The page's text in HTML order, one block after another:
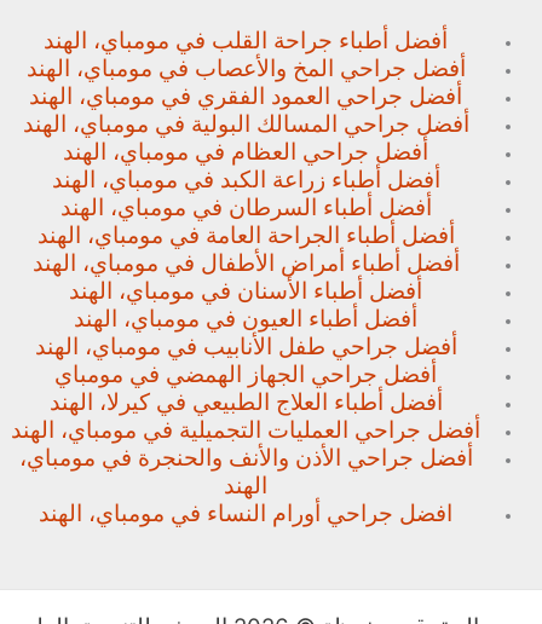
أفضل أطباء جراحة القلب في مومباي، الهند
أفضل جراحي المخ والأعصاب في مومباي، الهند
أفضل جراحي العمود الفقري في مومباي، الهند
أفضل جراحي المسالك البولية في مومباي، الهند
أفضل جراحي العظام في مومباي، الهند
أفضل أطباء زراعة الكبد في مومباي، الهند
أفضل أطباء السرطان في مومباي، الهند
أفضل أطباء الجراحة العامة في مومباي، الهند
أفضل أطباء أمراض الأطفال في مومباي، الهند
أفضل أطباء الأسنان في مومباي، الهند
أفضل أطباء العيون في مومباي، الهند
أفضل جراحي طفل الأنابيب في مومباي، الهند
أفضل جراحي الجهاز الهمضي في مومباي
أفضل أطباء العلاج الطبيعي في كيرلا، الهند
أفضل جراحي العمليات التجميلية في مومباي، الهند
أفضل جراحي الأذن والأنف والحنجرة في مومباي،
الهند
افضل جراحي أورام النساء في مومباي، الهند